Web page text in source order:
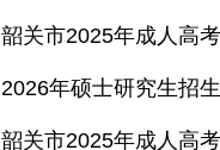
韶关市2025年成人高
2026年硕士研究生招
韶关市2025年成人高